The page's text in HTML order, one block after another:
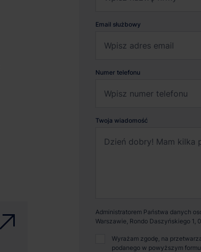
Email służbowy
Numer telefonu
Twoja wiadomość
Administratorem Państwa danych
Warszawie, Rondo Daszyńskiego 1,
Wyrażam zgodę, na
podanego w powyższym